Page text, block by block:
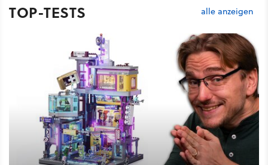
TOP-TESTS alle anzeigen